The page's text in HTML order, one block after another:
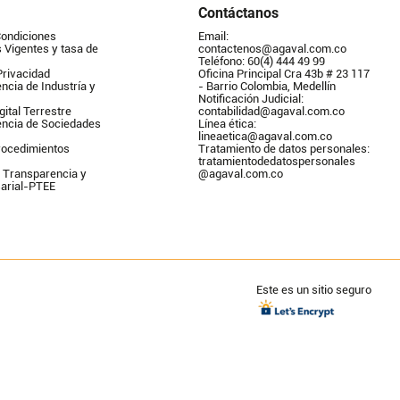
Vigentes y tasa de
de Industría y
Terrestre
de Sociedades
Transparencia y
PTEE
Contáctanos
Email:
contactenos@agaval.com.co
Teléfono: 60(4) 444 49 99
Oficina Principal Cra 43b # 23 117
- Barrio Colombia, Medellín
Notificación Judicial:
contabilidad@agaval.com.co
Línea ética:
lineaetica@agaval.com.co
Tratamiento de datos personales:
tratamientodedatospersonales
@agaval.com.co
Este es un sitio seguro